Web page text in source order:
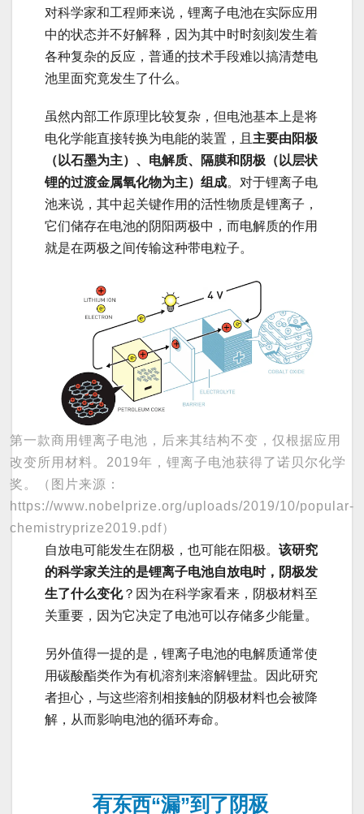
对科学家和工程师来说，锂离子电池在实际应用
中的状态并不好解释，因为其中时时刻刻发生着
各种复杂的反应，普通的技术手段难以搞清楚电
池里面究竟发生了什么。
虽然内部工作原理比较复杂，但电池基本上是将
电化学能直接转换为电能的装置，且 主要由阳极
（以石墨为主）、电解质、隔膜和阴极（以层状
锂的过渡金属氧化物为主）组成。对于锂离子电
池来说，其中起关键作用的活性物质是锂离子，
它们储存在电池的阴阳两极中，而电解质的作用
就是在两极之间传输这种带电粒子。
第一款商用锂离子电池，后来其结构不变，仅根据应用
改变所用材料。2019年，锂离子电池获得了诺贝尔化学
奖。（图片来源：
https://www.nobelprize.org/uploads/2019/10/popular-
chemistryprize2019.pdf）
自放电可能发生在阴极，也可能在阳极。 该研究
的科学家关注的是锂离子电池自放电时，阴极发
生了什么变化？因为在科学家看来，阴极材料至
关重要，因为它决定了电池可以存储多少能量。
另外值得一提的是，锂离子电池的电解质通常使
用碳酸酯类作为有机溶剂来溶解锂盐。因此研究
者担心，与这些溶剂相接触的阴极材料也会被降
解，从而影响电池的循环寿命。
有东西“漏”到了阴极